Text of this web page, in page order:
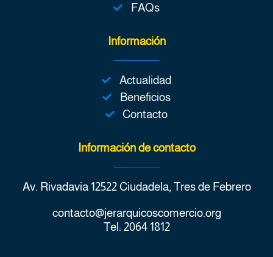
FAQs
Información
Actualidad
Beneficios
Contacto
Información de contacto
Av. Rivadavia 12522 Ciudadela, Tres de Febrero
contacto@jerarquicoscomercio.org
Tel: 2064 1812